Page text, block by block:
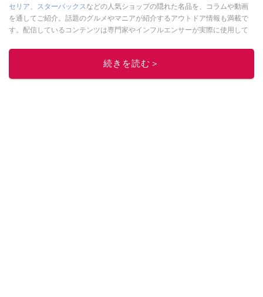
セリア、 スターバックスなどの人気ショップの隠れた名品を、コラムや動画
を通してご紹介。話題のグルメやマニアが紹介するアウトドア情報も満載で
す。配信しているコンテンツは専門家やインフルエンサーが実際に使用して
ニュースでフォロー
続きを読む＞